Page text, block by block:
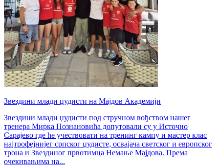
Звездини млади џудисти на Мајдов Академији
Звездини млади џудисти под стручном вођством нашег
тренера Мирка Познановића допутовали су у Источно
Сарајево где ће учествовати на тренинг кампу и мастер клас
најтрофејнијег српског џудисте, освајача светског и европског
трона и Звездиног првотимца Немање Мајдова. Према
очекивањима на...